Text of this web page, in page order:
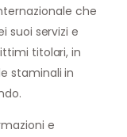
che
suoi servizi e
titolari, in
staminali in
e